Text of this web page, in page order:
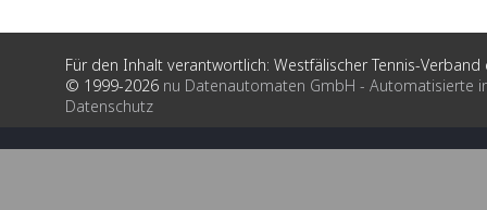
Für den Inhalt verantwortlich: Westfälischer Tennis-Verband
© 1999-2026 nu Datenautomaten GmbH - Automatisierte
Datenschutz